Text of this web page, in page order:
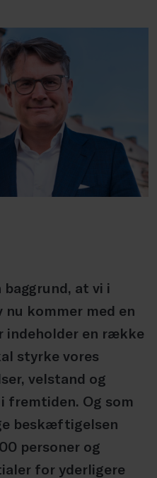
baggrund, at vi i
nu kommer med en
indeholder en række
styrke vores
velstand og
fremtiden. Og som
beskæftigelsen
personer og
for yderligere